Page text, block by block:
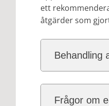
ett
åtgärder som
Behandling
Frågor om